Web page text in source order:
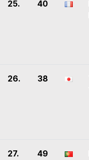
25. 40
26. 38
27. 49